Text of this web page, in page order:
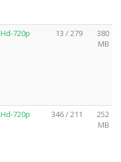
Hd-720p 13 / 279
380
MB
Hd-720p 346 / 211
252
MB